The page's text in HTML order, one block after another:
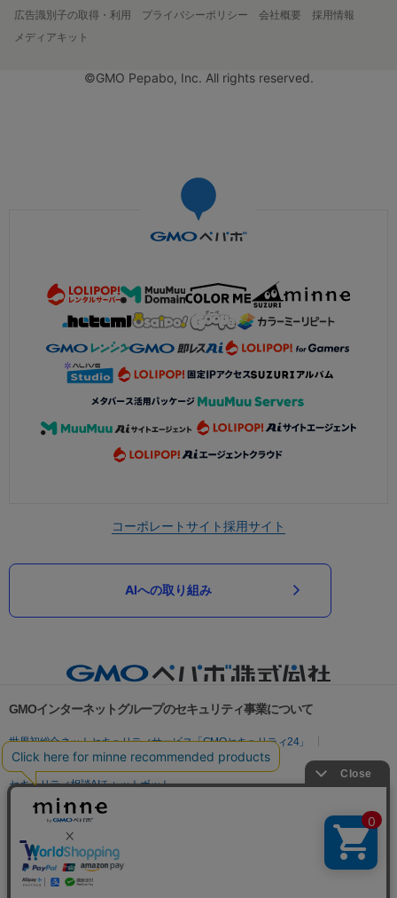
広告識別子の取得・利用
プライバシーポリシー 会社概要
採用情報
メディアキット
©GMO Pepabo, Inc. All rights reserved.
コーポレートサイト採用サイト
AIへの取り組み
GMOインターネットグループのセキュリティ事業について
世界初総合ネットセキュリティサービス「GMOセキュリティ24」
パスワード漏洩診断
Webサイトリスク診断
セキュリティ相談AIチャットボット
実在証明・盗聴対策
サイバー攻撃対策（GMO Flatt Security）
セキュリティ事業の軌跡